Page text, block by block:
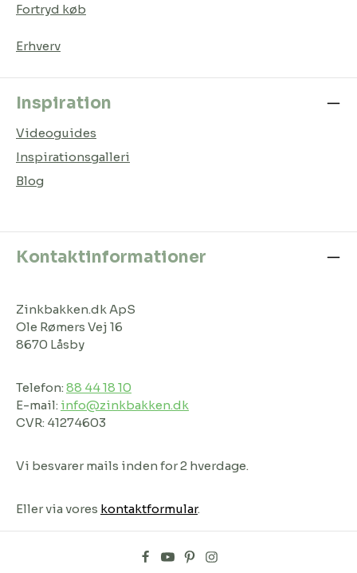
Fortryd køb
Erhverv
Inspiration
Videoguides
Inspirationsgalleri
Blog
Kontaktinformationer
Zinkbakken.dk ApS
Ole Rømers Vej 16
8670 Låsby
Telefon: 88 44 18 10
E-mail: info@zinkbakken.dk
CVR: 41274603
Vi besvarer mails inden for 2 hverdage.
Eller via vores kontaktformular.